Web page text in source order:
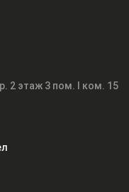
2 этаж 3 пом. I ком. 15